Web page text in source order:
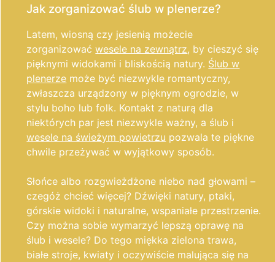
Jak zorganizować ślub w plenerze?
Latem, wiosną czy jesienią możecie
zorganizowaćwesele na zewnątrz, by cieszyć się
pięknymi widokami i bliskością natury. Ślub w
plenerze może być niezwykle romantyczny,
zwłaszcza urządzony w pięknym ogrodzie, w
stylu boho lub folk. Kontakt z naturą dla
niektórych par jest niezwykle ważny, a ślub i
wesele na świeżym powietrzu pozwala te piękne
chwile przeżywać w wyjątkowy sposób.
Słońce albo rozgwieżdżone niebo nad głowami –
czegóż chcieć więcej? Dźwięki natury, ptaki,
górskie widoki i naturalne, wspaniałe przestrzenie.
Czy można sobie wymarzyć lepszą oprawę na
ślub i wesele? Do tego miękka zielona trawa,
białe stroje, kwiaty i oczywiście malująca się na